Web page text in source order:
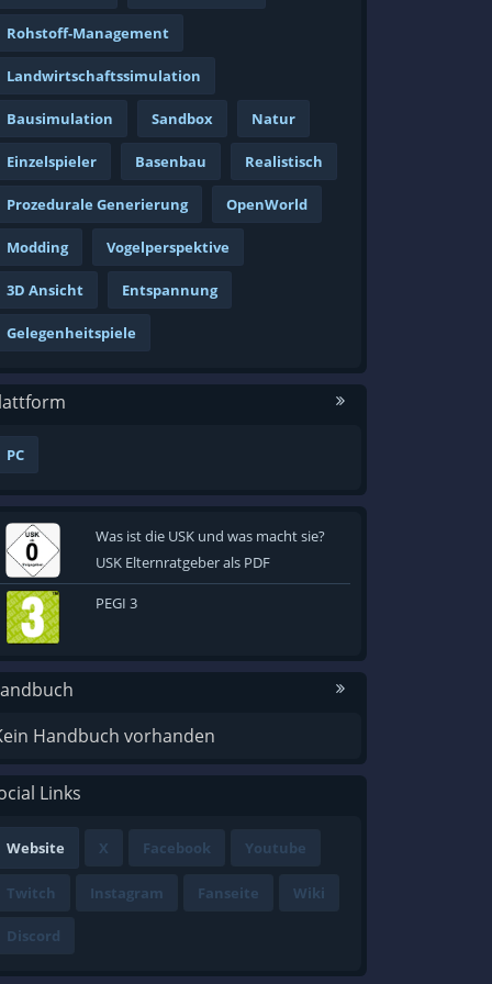
Rohstoff-Management
Landwirtschaftssimulation
Bausimulation Sandbox Natur
Einzelspieler Basenbau Realistisch
Prozedurale Generierung OpenWorld
Modding Vogelperspektive
3D Ansicht Entspannung
Gelegenheitspiele
PC
Was ist die USK und was macht sie?
USK Elternratgeber als PDF
PEGI 3
Handbuch vorhanden
Links
Website X Facebook Youtube
Twitch Instagram Fanseite Wiki
Discord